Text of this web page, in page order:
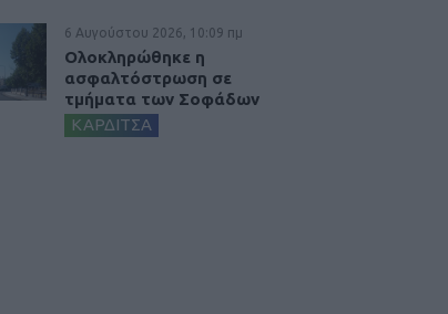
6 Αυγούστου 2026, 10:09 πμ
Ολοκληρώθηκε η
ασφαλτόστρωση σε
τμήματα των Σοφάδων
ΚΑΡΔΙΤΣΑ